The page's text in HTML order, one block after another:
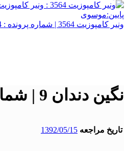
ونیر کامپوزیت 3564 | شماره پرونده : 3564
نگین دندان 9 | شماره پرونده :
تاریخ مراجعه 1392/05/15